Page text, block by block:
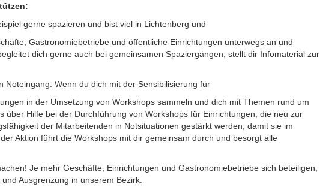
gerne spazieren und bist viel in Lichtenberg und
Gastronomiebetriebe und öffentliche Einrichtungen unterwegs an und
dich gerne auch bei gemeinsamen Spaziergängen, stellt dir Infomaterial zur
Noteingang: Wenn du dich mit der Sensibilisierung für
in der Umsetzung von Workshops sammeln und dich mit Themen rund um
Hilfe bei der Durchführung von Workshops für Einrichtungen, die neu zur
der Mitarbeitenden in Notsituationen gestärkt werden, damit sie im
Aktion führt die Workshops mit dir gemeinsam durch und besorgt alle
Je mehr Geschäfte, Einrichtungen und Gastronomiebetriebe sich beteiligen,
Ausgrenzung in unserem Bezirk.